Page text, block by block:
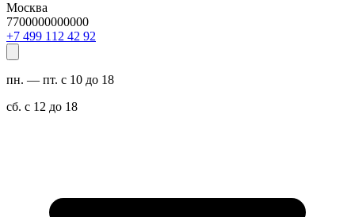
Москва
7700000000000
29 24 211 994 7+
пн. — пт. с 10 до 18
сб. с 12 до 18